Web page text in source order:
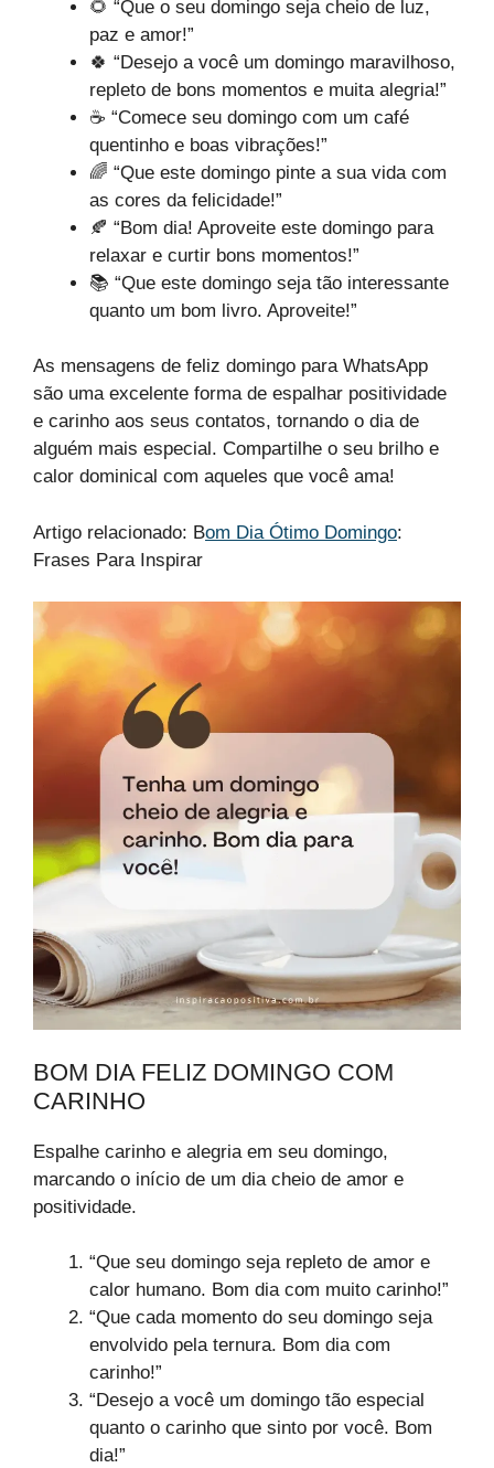
🌻 “Que o seu domingo seja cheio de luz,
paz e amor!”
🍀 “Desejo a você um domingo maravilhoso,
repleto de bons momentos e muita alegria!”
☕ “Comece seu domingo com um café
quentinho e boas vibrações!”
🌈 “Que este domingo pinte a sua vida com
as cores da felicidade!”
🍂 “Bom dia! Aproveite este domingo para
relaxar e curtir bons momentos!”
📚 “Que este domingo seja tão interessante
quanto um bom livro. Aproveite!”
As mensagens de feliz domingo para WhatsApp
são uma excelente forma de espalhar positividade
e carinho aos seus contatos, tornando o dia de
alguém mais especial. Compartilhe o seu brilho e
calor dominical com aqueles que você ama!
Artigo relacionado: Bom Dia Ótimo Domingo:
Frases Para Inspirar​
BOM DIA FELIZ DOMINGO COM
CARINHO
Espalhe carinho e alegria em seu domingo,
marcando o início de um dia cheio de amor e
positividade.
“Que seu domingo seja repleto de amor e
calor humano. Bom dia com muito carinho!”
“Que cada momento do seu domingo seja
envolvido pela ternura. Bom dia com
carinho!”
“Desejo a você um domingo tão especial
quanto o carinho que sinto por você. Bom
dia!”